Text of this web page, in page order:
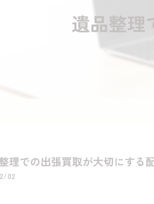
遺品整理
理での出張買取が大切にする
02